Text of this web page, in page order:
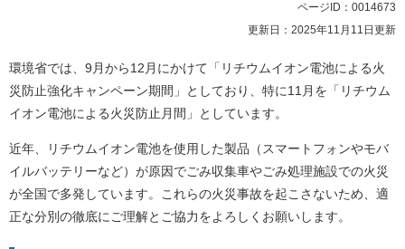
ページID：0014673
更新日：2025年11月11日更新
環境省では、9月から12月にかけて「リチウムイオン電池による火
災防止強化キャンペーン期間」としており、特に11月を「リチウム
イオン電池による火災防止月間」としています。
近年、リチウムイオン電池を使用した製品（スマートフォンやモバ
イルバッテリーなど）が原因でごみ収集車やごみ処理施設での火災
が全国で多発しています。これらの火災事故を起こさないため、適
正な分別の徹底にご理解とご協力をよろしくお願いします。​